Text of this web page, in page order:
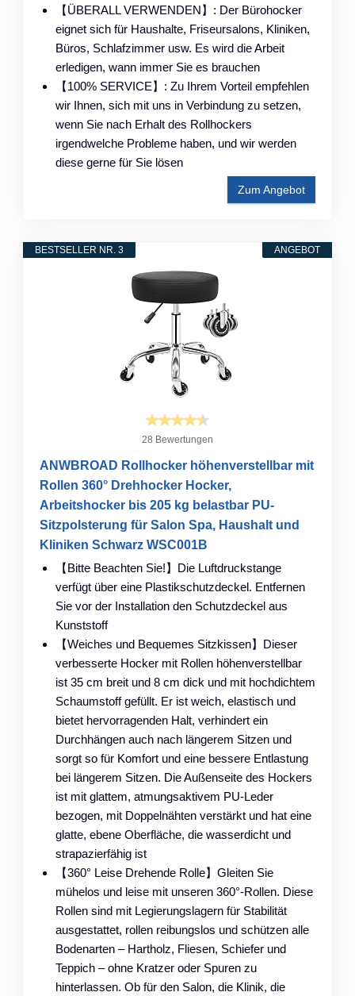
【ÜBERALL VERWENDEN】: Der Bürohocker
eignet sich für Haushalte, Friseursalons, Kliniken,
Büros, Schlafzimmer usw. Es wird die Arbeit
erledigen, wann immer Sie es brauchen
【100% SERVICE】: Zu Ihrem Vorteil empfehlen
wir Ihnen, sich mit uns in Verbindung zu setzen,
wenn Sie nach Erhalt des Rollhockers
irgendwelche Probleme haben, und wir werden
diese gerne für Sie lösen
Zum Angebot
ANGEBOT
BESTSELLER NR. 3
28 Bewertungen
ANWBROAD Rollhocker höhenverstellbar mit
Rollen 360° Drehhocker Hocker,
Arbeitshocker bis 205 kg belastbar PU-
Sitzpolsterung für Salon Spa, Haushalt und
Kliniken Schwarz WSC001B
【Bitte Beachten Sie!】Die Luftdruckstange
verfügt über eine Plastikschutzdeckel. Entfernen
Sie vor der Installation den Schutzdeckel aus
Kunststoff
【Weiches und Bequemes Sitzkissen】Dieser
verbesserte Hocker mit Rollen höhenverstellbar
ist 35 cm breit und 8 cm dick und mit hochdichtem
Schaumstoff gefüllt. Er ist weich, elastisch und
bietet hervorragenden Halt, verhindert ein
Durchhängen auch nach längerem Sitzen und
sorgt so für Komfort und eine bessere Entlastung
bei längerem Sitzen. Die Außenseite des Hockers
ist mit glattem, atmungsaktivem PU-Leder
bezogen, mit Doppelnähten verstärkt und hat eine
glatte, ebene Oberfläche, die wasserdicht und
strapazierfähig ist
【360° Leise Drehende Rolle】Gleiten Sie
mühelos und leise mit unseren 360°-Rollen. Diese
Rollen sind mit Legierungslagern für Stabilität
ausgestattet, rollen reibungslos und schützen alle
Bodenarten – Hartholz, Fliesen, Schiefer und
Teppich – ohne Kratzer oder Spuren zu
hinterlassen. Ob für den Salon, die Klinik, die